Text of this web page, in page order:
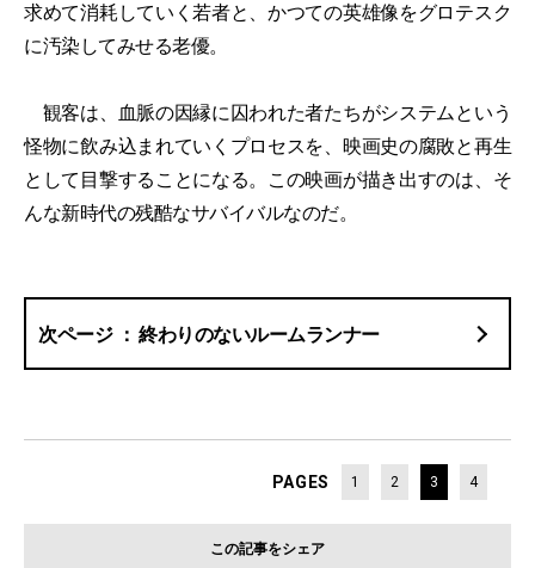
求めて消耗していく若者と、かつての英雄像をグロテスク
に汚染してみせる老優。
観客は、血脈の因縁に囚われた者たちがシステムという
怪物に飲み込まれていくプロセスを、映画史の腐敗と再生
として目撃することになる。この映画が描き出すのは、そ
んな新時代の残酷なサバイバルなのだ。
終わりのないルームランナー
PAGES 1 2 3 4
この記事をシェア